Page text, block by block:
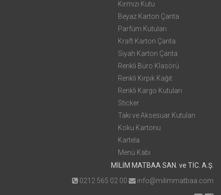
Kırmızı Kutu
Beyaz Karton Çanta
Parfüm Kutuları
Kraft Karton Çanta
Siyah Karton Çanta
Renkli Büro Klasörü
Renkli Kırpık Kağıt
Renkli Kargo Kutuları
Sticker
Takı ve Aksesuar Kutuları
Koku Kartonu
Kartela
Menü Kabı
MİLİM MATBAA SAN. ve TİC. A.Ş.
0212 565 02 00
info@milimmatbaa.com